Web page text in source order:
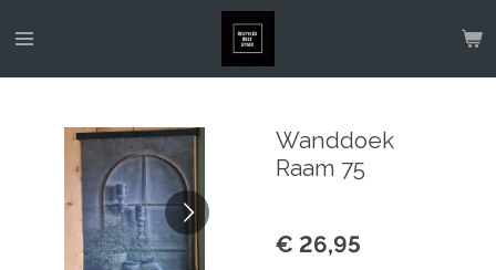
Ga
hoofdinhoud
Wanddoek
Raam 75
€ 26,95